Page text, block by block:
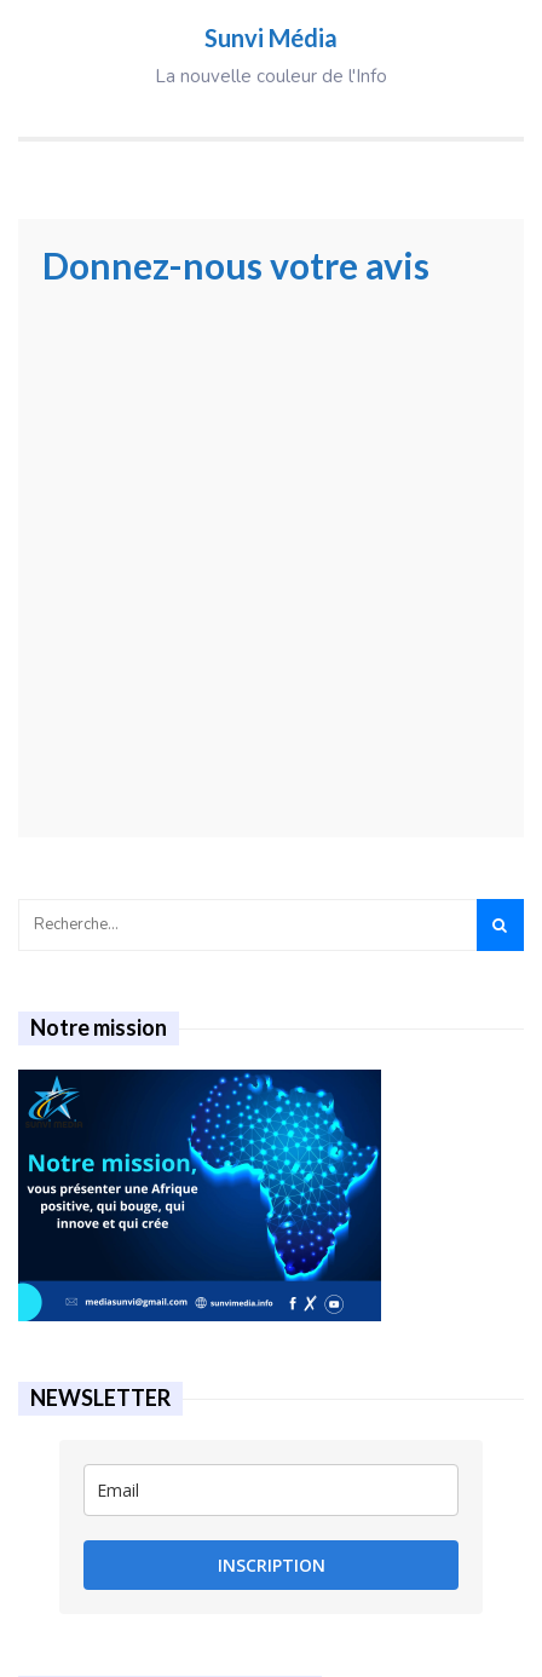
Sunvi Média
La nouvelle couleur de l'Info
Donnez-nous votre avis
Notre mission
NEWSLETTER
INSCRIPTION